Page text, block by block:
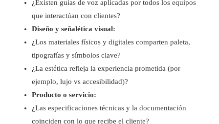
¿Existen guías de voz aplicadas por todos los equipos
que interactúan con clientes?
Diseño y señalética visual:
¿Los materiales físicos y digitales comparten paleta,
tipografías y símbolos clave?
¿La estética refleja la experiencia prometida (por
ejemplo, lujo vs accesibilidad)?
Producto o servicio:
¿Las especificaciones técnicas y la documentación
coinciden con lo que recibe el cliente?